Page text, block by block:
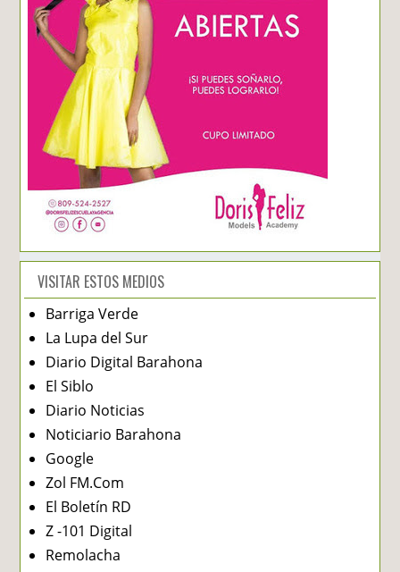
VISITAR ESTOS MEDIOS
Barriga Verde
La Lupa del Sur
Diario Digital Barahona
El Siblo
Diario Noticias
Noticiario Barahona
Google
Zol FM.Com
El Boletín RD
Z -101 Digital
Remolacha